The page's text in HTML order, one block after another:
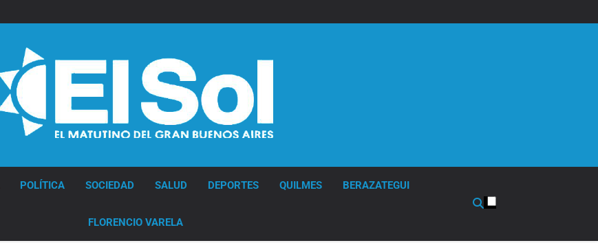
POLÍTICA SOCIEDAD SALUD DEPORTES QUILMES BERAZATEGUI
FLORENCIO VARELA